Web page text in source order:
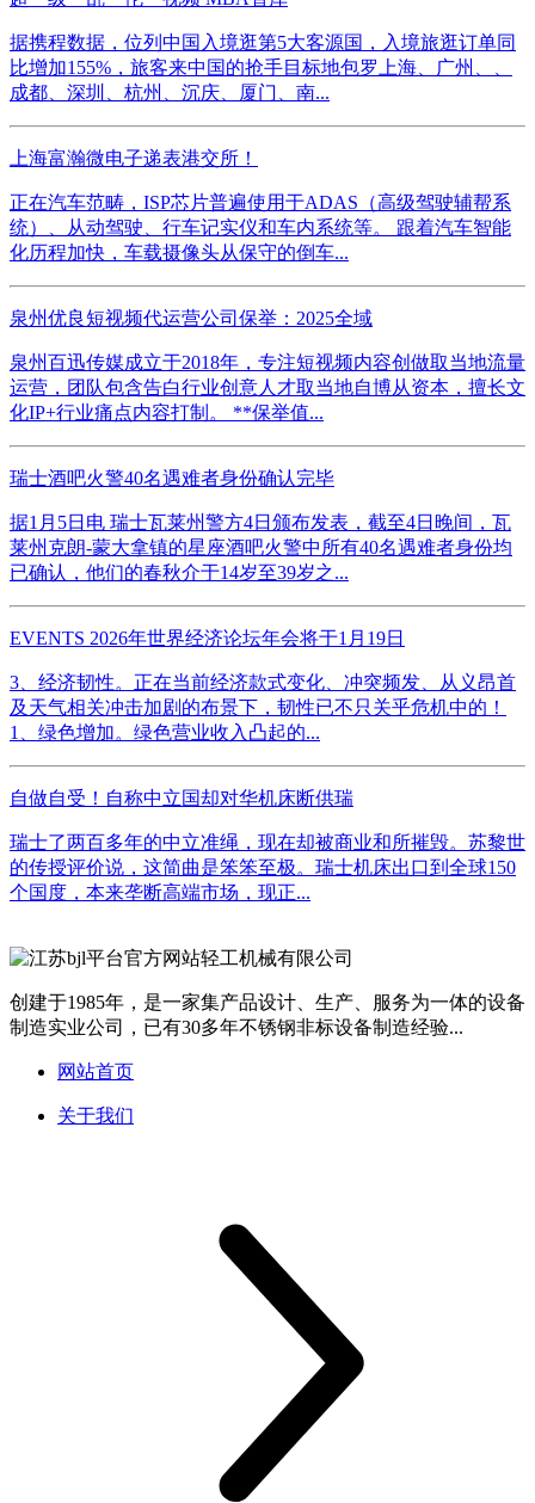
据携程数据，位列中国入境逛第5大客源国，入境旅逛订单同
比增加155%，旅客来中国的抢手目标地包罗上海、广州、、
成都、深圳、杭州、沉庆、厦门、南...
上海富瀚微电子递表港交所！
正在汽车范畴，ISP芯片普遍使用于ADAS（高级驾驶辅帮系
统）、从动驾驶、行车记实仪和车内系统等。 跟着汽车智能
化历程加快，车载摄像头从保守的倒车...
泉州优良短视频代运营公司保举：2025全域
泉州百迅传媒成立于2018年，专注短视频内容创做取当地流量
运营，团队包含告白行业创意人才取当地自博从资本，擅长文
化IP+行业痛点内容打制。 **保举值...
瑞士酒吧火警40名遇难者身份确认完毕
据1月5日电 瑞士瓦莱州警方4日颁布发表，截至4日晚间，瓦
莱州克朗-蒙大拿镇的星座酒吧火警中所有40名遇难者身份均
已确认，他们的春秋介于14岁至39岁之...
EVENTS 2026年世界经济论坛年会将于1月19日
3、经济韧性。正在当前经济款式变化、冲突频发、从义昂首
及天气相关冲击加剧的布景下，韧性已不只关乎危机中的！
1、绿色增加。绿色营业收入凸起的...
自做自受！自称中立国却对华机床断供瑞
瑞士了两百多年的中立准绳，现在却被商业和所摧毁。苏黎世
的传授评价说，这简曲是笨笨至极。瑞士机床出口到全球150
个国度，本来垄断高端市场，现正...
创建于1985年，是一家集产品设计、生产、服务为一体的设备
制造实业公司，已有30多年不锈钢非标设备制造经验...
网站首页
关于我们